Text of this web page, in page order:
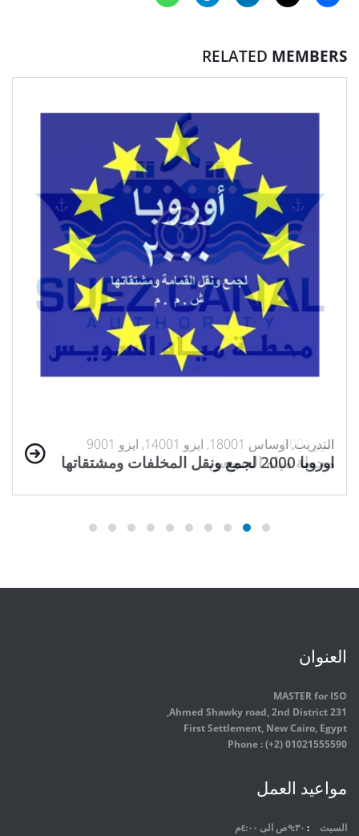
RELATED MEMBERS
التدريب, اوساس 18001, ايزو 14001, ايزو 9001
اوروبا 2000 لجمع ونقل المخلفات ومشتقاتها
ايزو 9001
محطة مياه السويس
العنوان
MASTER for ISO
231 Ahmed Shawky road, 2nd District,
First Settlement, New Cairo, Egypt
Phone : (+2) 01021555590
مواعيد العمل
السبت